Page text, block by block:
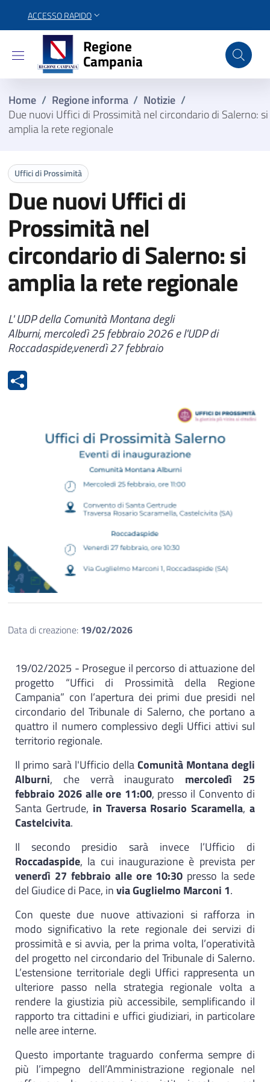
ACCESSO RAPIDO
Regione Campania
Regione
Campania
Home / Regione informa / Notizie /
Due nuovi Uffici di Prossimità nel circondario di Salerno: si
amplia la rete regionale
Uffici di Prossimità
Due nuovi Uffici di
Prossimità nel
circondario di Salerno: si
amplia la rete regionale
L' UDP della Comunità Montana degli
Alburni, mercoledì 25 febbraio 2026 e l'UDP di
Roccadaspide,venerdì 27 febbraio
Data di creazione: 19/02/2026
19/02/2025 - Prosegue il percorso di attuazione del
progetto “Uffici di Prossimità della Regione
Campania” con l’apertura dei primi due presidi nel
circondario del Tribunale di Salerno, che portano a
quattro il numero complessivo degli Uffici attivi sul
territorio regionale.
Il primo sarà l'Ufficio dellaComunità Montana degli
Alburni, che verrà inaugurato mercoledì 25
febbraio 2026 alle ore 11:00, presso il Convento di
Santa Gertrude, in Traversa Rosario Scaramella, a
Castelcivita.
Il secondo presidio sarà invece l’Ufficio di
Roccadaspide, la cui inaugurazione è prevista per
venerdì 27 febbraio alle ore 10:30 presso la sede
del Giudice di Pace, invia Guglielmo Marconi 1.
Con queste due nuove attivazioni si rafforza in
modo significativo la rete regionale dei servizi di
prossimità e si avvia, per la prima volta, l’operatività
del progetto nel circondario del Tribunale di Salerno.
L’estensione territoriale degli Uffici rappresenta un
ulteriore passo nella strategia regionale volta a
rendere la giustizia più accessibile, semplificando il
rapporto tra cittadini e uffici giudiziari, in particolare
nelle aree interne.
Questo importante traguardo conferma sempre di
più l’impegno dell’Amministrazione regionale nel